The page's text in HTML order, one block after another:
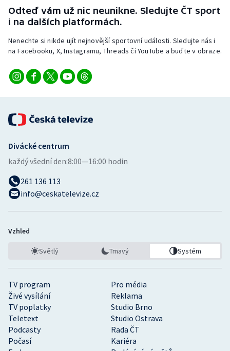
Odteď vám už nic neunikne. Sledujte ČT sport
i na dalších platformách.
Nenechte si nikde ujít nejnovější sportovní události. Sledujte nás i
na Facebooku, X, Instagramu, Threads či YouTube a buďte v obraze.
TV program
Pro média
Živé vysílání
Reklama
TV poplatky
Studio Brno
Teletext
Studio Ostrava
Podcasty
Rada ČT
Počasí
Kariéra
Divácké centrum
každý všední den:8:00—16:00 hodin
261 136 113
info@ceskatelevize.cz
Vzhled
Světlý Tmavý Systém